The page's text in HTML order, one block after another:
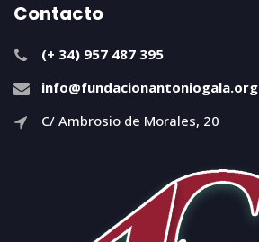
Contacto
(+ 34) 957 487 395
info@fundacionantoniogala.org
C/ Ambrosio de Morales, 20